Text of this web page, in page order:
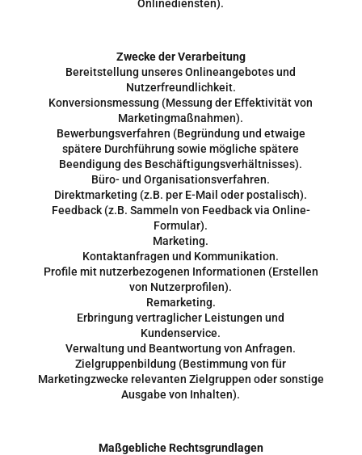
Onlinediensten).
Zwecke der Verarbeitung
Bereitstellung unseres Onlineangebotes und
Nutzerfreundlichkeit.
Konversionsmessung (Messung der Effektivität von
Marketingmaßnahmen).
Bewerbungsverfahren (Begründung und etwaige
spätere Durchführung sowie mögliche spätere
Beendigung des Beschäftigungsverhältnisses).
Büro- und Organisationsverfahren.
Direktmarketing (z.B. per E-Mail oder postalisch).
Feedback (z.B. Sammeln von Feedback via Online-
Formular).
Marketing.
Kontaktanfragen und Kommunikation.
Profile mit nutzerbezogenen Informationen (Erstellen
von Nutzerprofilen).
Remarketing.
Erbringung vertraglicher Leistungen und
Kundenservice.
Verwaltung und Beantwortung von Anfragen.
Zielgruppenbildung (Bestimmung von für
Marketingzwecke relevanten Zielgruppen oder sonstige
Ausgabe von Inhalten).
Maßgebliche Rechtsgrundlagen